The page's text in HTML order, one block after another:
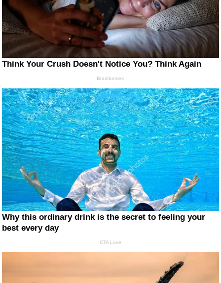
Think Your Crush Doesn't Notice You? Think Again
Brainberries
Why this ordinary drink is the secret to feeling your
best every day
CTA Love